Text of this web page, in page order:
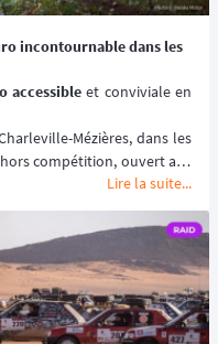
incontournable dans les
accessible
Mézières, dans les
hors compétition, ouvert aux
🏍️
Mézières en Ardennes
aventure moto mise sur
chronométrée.
2026.
Lire la suite...